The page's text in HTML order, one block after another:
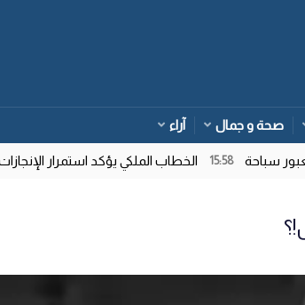
صحة و جمال آراء
15:58 الخطاب الملكي يؤكد استمرار الإنجازات